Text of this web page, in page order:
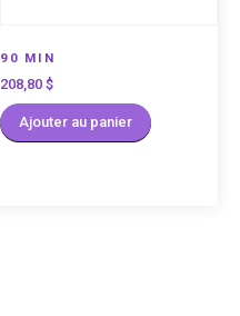
90 MIN
208,80$
Ajouter au panier